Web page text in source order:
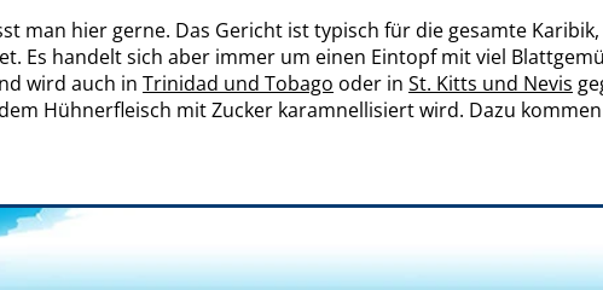
man hier gerne. Das Gericht ist typisch für die gesamte
Es handelt sich aber immer um einen Eintopf mit viel
wird auch in Trinidad und Tobago oder in St. Kitts und Nevis
Hühnerfleisch mit Zucker karamnellisiert wird. Dazu